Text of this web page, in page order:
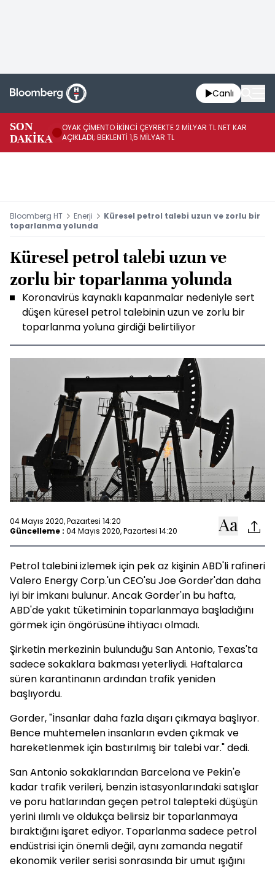
Canlı
SON
DAKİKA
OYAK ÇİMENTO İKİNCİ ÇEYREKTE 2 MİLYAR TL NET KAR
AÇIKLADI; BEKLENTİ 1,5 MİLYAR TL
Bloomberg HT Enerji
Küresel petrol talebi uzun ve zorlu bir
toparlanma yolunda
Küresel petrol talebi uzun ve
zorlu bir toparlanma yolunda
Koronavirüs kaynaklı kapanmalar nedeniyle sert
düşen küresel petrol talebinin uzun ve zorlu bir
toparlanma yoluna girdiği belirtiliyor
04 Mayıs 2020, Pazartesi 14:20
Güncelleme : 04 Mayıs 2020, Pazartesi 14:20
Petrol talebini izlemek için pek az kişinin ABD'li rafineri
Valero Energy Corp.'un CEO'su Joe Gorder'dan daha
iyi bir imkanı bulunur. Ancak Gorder'ın bu hafta,
ABD'de yakıt tüketiminin toparlanmaya başladığını
görmek için öngörüsüne ihtiyacı olmadı.
Şirketin merkezinin bulunduğu San Antonio, Texas'ta
sadece sokaklara bakması yeterliydi. Haftalarca
süren karantinanın ardından trafik yeniden
başlıyordu.
Gorder, "İnsanlar daha fazla dışarı çıkmaya başlıyor.
Bence muhtemelen insanların evden çıkmak ve
hareketlenmek için bastırılmış bir talebi var." dedi.
San Antonio sokaklarından Barcelona ve Pekin'e
kadar trafik verileri, benzin istasyonlarındaki satışlar
ve poru hatlarından geçen petrol talepteki düşüşün
yerini ılımlı ve oldukça belirsiz bir toparlanmaya
bıraktığını işaret ediyor. Toparlanma sadece petrol
endüstrisi için önemli değil, aynı zamanda negatif
ekonomik veriler serisi sonrasında bir umut ışığını